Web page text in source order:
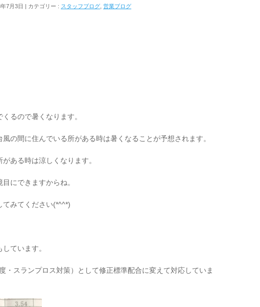
7月3日 カテゴリー : スタッフブログ 営業ブログ
るので暑くなります。
の間に住んでいる所がある時は暑くなることが予想されます。
ある時は涼しくなります。
にできますからね。
てみてください(*^^*)
ています。
・スランプロス対策）として修正標準配合に変えて対応していま